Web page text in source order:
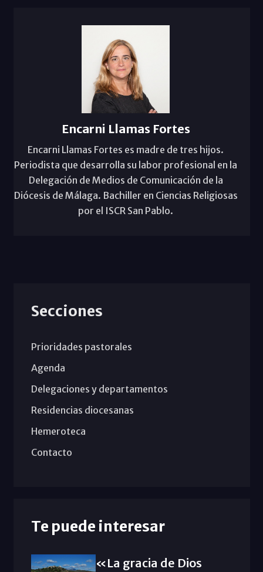
Encarni Llamas Fortes
Encarni Llamas Fortes es madre de tres hijos.
Periodista que desarrolla su labor profesional en la
Delegación de Medios de Comunicación de la
Diócesis de Málaga. Bachiller en Ciencias Religiosas
por el ISCR San Pablo.
Secciones
Prioridades pastorales
Agenda
Delegaciones y departamentos
Residencias diocesanas
Hemeroteca
Contacto
Te puede interesar
«La gracia de Dios